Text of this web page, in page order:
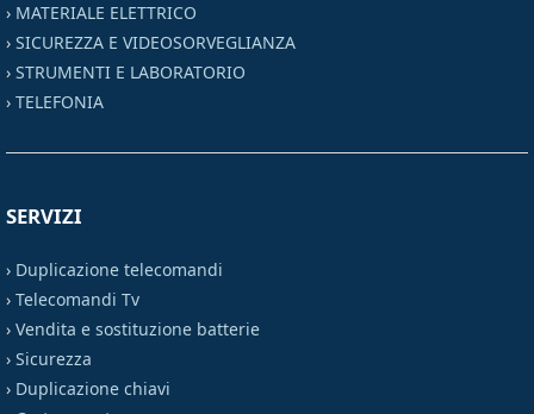
› MATERIALE ELETTRICO
› SICUREZZA E VIDEOSORVEGLIANZA
› STRUMENTI E LABORATORIO
› TELEFONIA
SERVIZI
› Duplicazione telecomandi
› Telecomandi Tv
› Vendita e sostituzione batterie
› Sicurezza
› Duplicazione chiavi